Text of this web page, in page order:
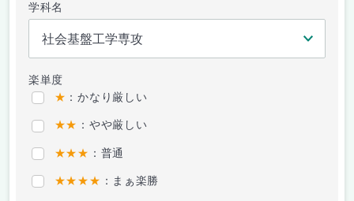
学科名
楽単度
★ ：かなり厳しい
★★ ：やや厳しい
★★★ ：普通
★★★★ ：まぁ楽勝